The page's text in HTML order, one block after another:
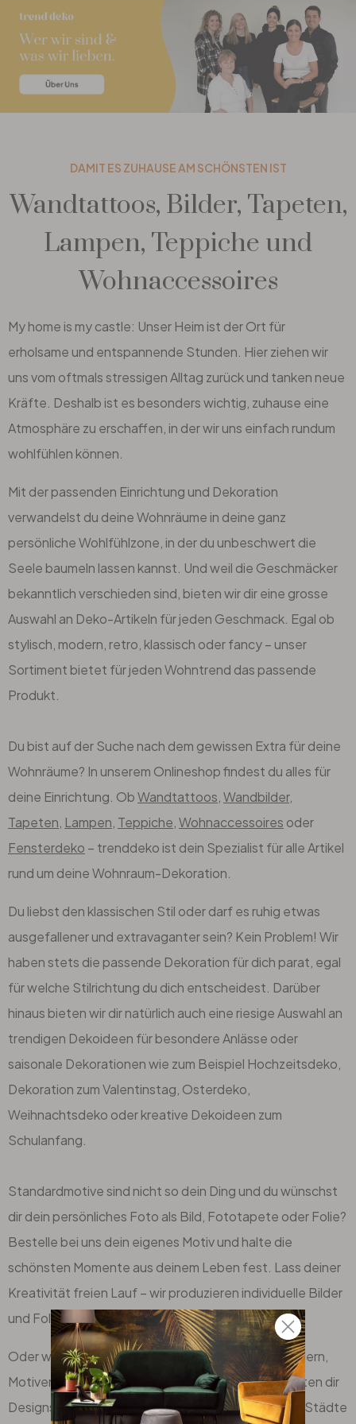
Büro
Bad
DAMIT ES ZUHAUSE AM SCHÖNSTEN IST
Wandtattoos, Bilder, Tapeten,
Lampen, Teppiche und
Wohnaccessoires
My home is my castle: Unser Heim ist der Ort für
erholsame und entspannende Stunden. Hier ziehen wir
uns vom oftmals stressigen Alltag zurück und tanken neue
Kräfte. Deshalb ist es besonders wichtig, zuhause eine
Atmosphäre zu erschaffen, in der wir uns einfach rundum
wohlfühlen können.
Mit der passenden Einrichtung und Dekoration
verwandelst du deine Wohnräume in deine ganz
persönliche Wohlfühlzone, in der du unbeschwert die
Seele baumeln lassen kannst. Und weil die Geschmäcker
bekanntlich verschieden sind, bieten wir dir eine grosse
Auswahl an Deko-Artikeln für jeden Geschmack. Egal ob
stylisch, modern, retro, klassisch oder fancy – unser
Sortiment bietet für jeden Wohntrend das passende
Produkt.
Du bist auf der Suche nach dem gewissen Extra für deine
Wohnräume? In unserem Onlineshop findest du alles für
deine Einrichtung. ObWandtattoos,Wandbilder,
Tapeten, Lampen, Teppiche,Wohnaccessoires oder
Fensterdeko – trenddeko ist dein Spezialist für alle Artikel
rund um deine Wohnraum-Dekoration.
Du liebst den klassischen Stil oder darf es ruhig etwas
ausgefallener und extravaganter sein? Kein Problem! Wir
haben stets die passende Dekoration für dich parat, egal
für welche Stilrichtung du dich entscheidest. Darüber
hinaus bieten wir dir natürlich auch eine riesige Auswahl an
trendigen Dekoideen für besondere Anlässe oder
saisonale Dekorationen wie zum Beispiel Hochzeitsdeko,
Dekoration zum Valentinstag, Osterdeko,
Weihnachtsdeko oder kreative Dekoideen zum
Schulanfang.
Standardmotive sind nicht so dein Ding und du wünschst
dir dein persönliches Foto als Bild, Fototapete oder Folie?
Bestelle bei uns dein eigenes Motiv und halte die
schönsten Momente aus deinem Leben fest. Lass deiner
Kreativität freien Lauf – wir produzieren individuelle Bilder
und Folien nach deinen Wünschen.
Oder wähle aus unserem grossen Sortiment an Bildern,
Motiven und Mustern deinen Favoriten aus. Wir bieten dir
Designs aus verschiedenen Themenbereichen wie Städte